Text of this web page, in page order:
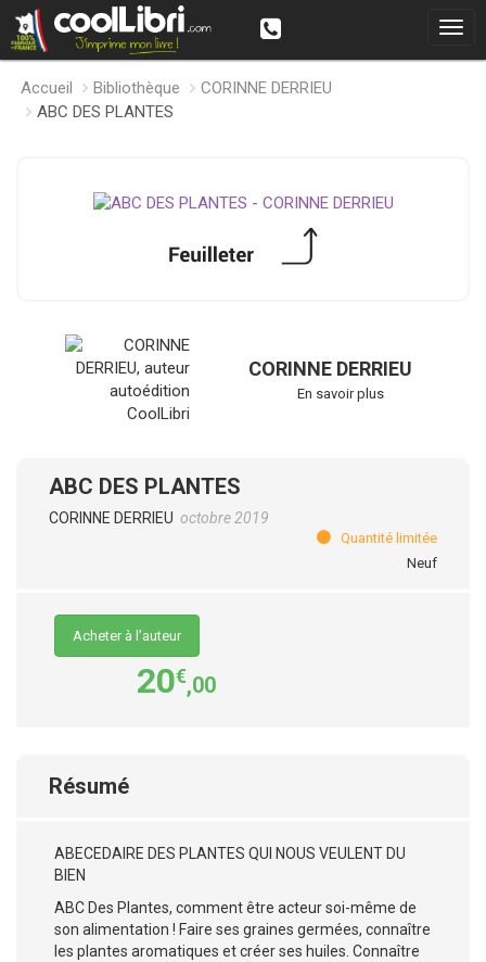
Accueil Bibliothèque
CORINNE DERRIEU
ABC DES PLANTES
CORINNE DERRIEU
En savoir plus
ABC DES PLANTES
CORINNE DERRIEU octobre 2019
Quantité limitée
Neuf
Acheter à l’auteur
20€,00
Résumé
ABECEDAIRE DES PLANTES QUI NOUS VEULENT DU
BIEN
ABC Des Plantes, comment être acteur soi-même de
son alimentation ! Faire ses graines germées, connaître
les plantes aromatiques et créer ses huiles. Connaître